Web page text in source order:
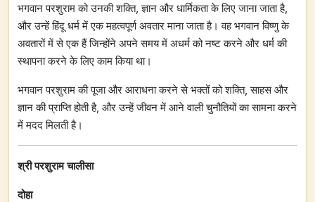
भगवान परशुराम को उनकी शक्ति, ज्ञान और धार्मिकता के लिए जाना जाता है,
और उन्हें हिंदू धर्म में एक महत्वपूर्ण अवतार माना जाता है। वह भगवान विष्णु के
अवतारों में से एक हैं जिन्होंने अपने समय में अधर्म को नष्ट करने और धर्म की
स्थापना करने के लिए काम किया था।
भगवान परशुराम की पूजा और आराधना करने से भक्तों को शक्ति, साहस और
ज्ञान की प्राप्ति होती है, और उन्हें जीवन में आने वाली चुनौतियों का सामना करने
में मदद मिलती है।
श्री परशुराम चालीसा
दोहा